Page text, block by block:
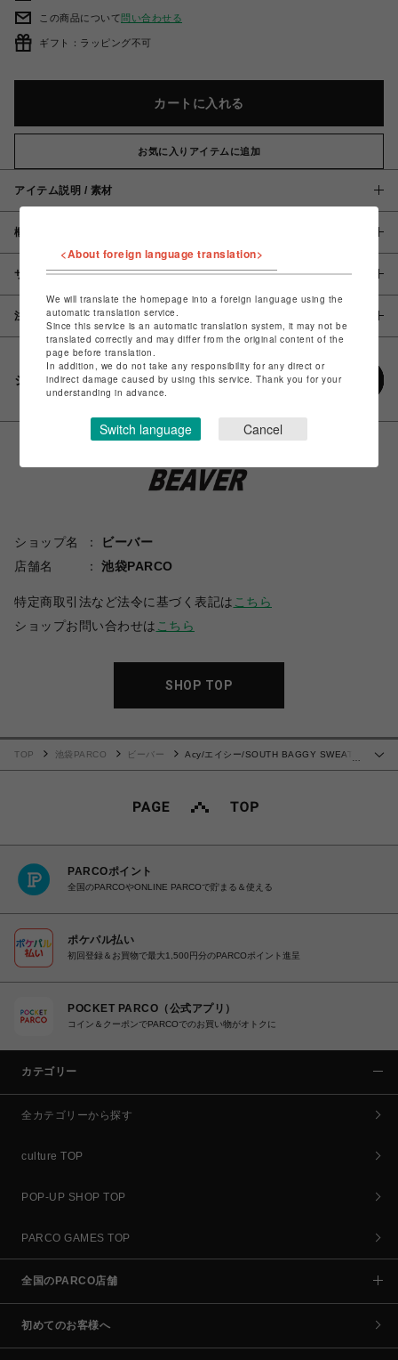
この商品について問い合わせる
ギフト：ラッピング不可
カートに入れる
お気に入りアイテムに追加
アイテム説明 / 素材
概要
サイズ
注意事項
シェアする
ショップ名
ビーバー
店舗名
池袋PARCO
特定商取引法など法令に基づく表記は こちら
ショップお問い合わせは こちら
SHOP TOP
TOP 池袋PARCO ビーバー
Acy/エイシー/SOUTH BAGGY SWEAT
PARCOポイント
全国のPARCOやONLINE PARCOで貯まる＆使える
ポケパル払い
初回登録＆お買物で最大1,500円分のPARCOポイント進呈
POCKET PARCO（公式アプリ）
コイン＆クーポンでPARCOでのお買い物がオトクに
カテゴリー
全カテゴリーから探す
culture TOP
POP-UP SHOP TOP
PARCO GAMES TOP
全国のPARCO店舗
初めてのお客様へ
<About foreign language translation>
We will translate the homepage into a foreign language using the
automatic translation service.
Since this service is an automatic translation system, it may not be
translated correctly and may differ from the original content of the
page before translation.
In addition, we do not take any responsibility for any direct or
indirect damage caused by using this service. Thank you for your
understanding in advance.
Switch language Cancel